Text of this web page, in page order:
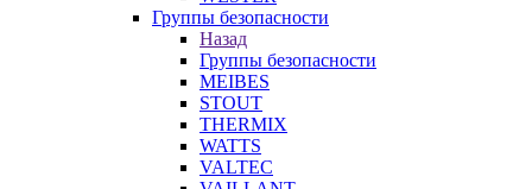
Группы безопасности
Назад
Группы безопасности
MEIBES
STOUT
THERMIX
WATTS
VALTEC